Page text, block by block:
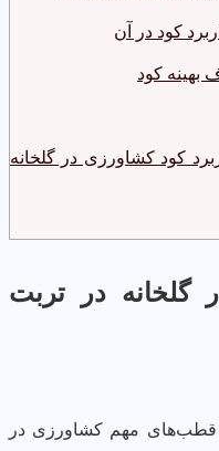
در آن
کود
کشاورزی در گلخانه
در تربت
مهم کشاورزی در